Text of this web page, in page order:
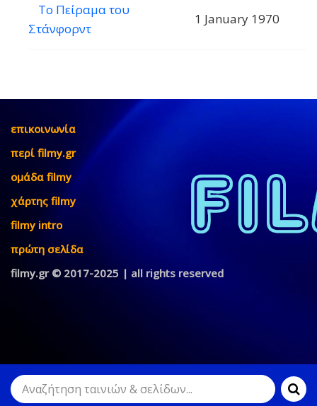
Το Πείραμα του
Στάνφορντ
1 January 1970
επικοινωνία
περί filmy.gr
ομάδα filmy
χάρτης filmy
filmy intro
πρώτη σελίδα
filmy.gr © 2017-2025 | all rights reserved